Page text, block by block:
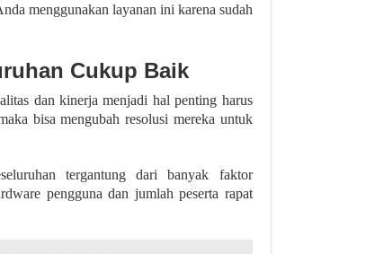
menggunakan layanan ini karena sudah
Cukup Baik
dan kinerja menjadi hal penting harus
bisa mengubah resolusi mereka untuk
tergantung dari banyak faktor
pengguna dan jumlah peserta rapat